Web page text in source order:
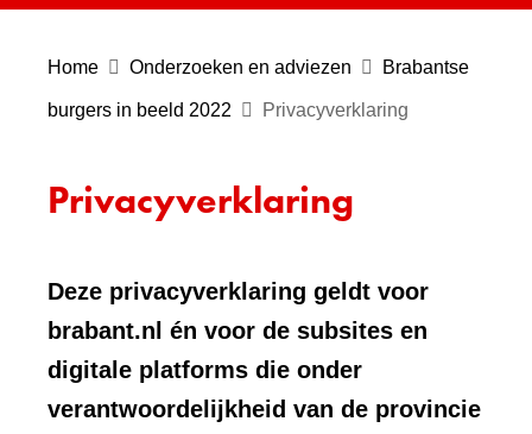
Home Onderzoeken en adviezen Brabantse
burgers in beeld 2022 Privacyverklaring
Privacyverklaring
Deze privacyverklaring geldt voor
brabant.nl én voor de subsites en
digitale platforms die onder
verantwoordelijkheid van de provincie